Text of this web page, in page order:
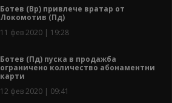
Ботев (Вр) привлече вратар от
Локомотив (Пд)
11 фев 2020 | 19:28
Ботев (Пд) пуска в продажба
ограничено количество абонаментни
карти
12 фев 2020 | 09:41